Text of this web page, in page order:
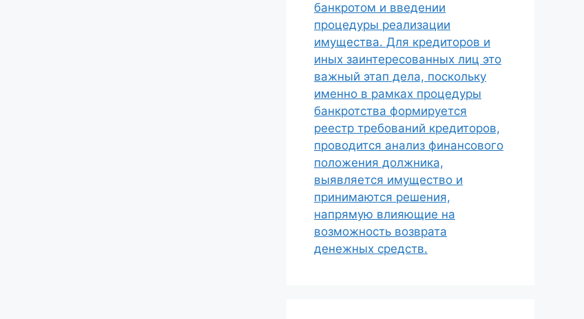
банкротом и введении
процедуры реализации
имущества. Для кредиторов и
иных заинтересованных лиц это
важный этап дела, поскольку
именно в рамках процедуры
банкротства формируется
реестр требований кредиторов,
проводится анализ финансового
положения должника,
выявляется имущество и
принимаются решения,
напрямую влияющие на
возможность возврата
денежных средств.